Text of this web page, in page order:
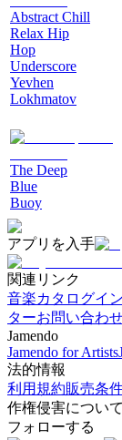
Abstract Chill
Relax Hip
Hop
Underscore
Yevhen
Lokhmatov
The Deep
Blue
Buoy
アプリを入手
関連リンク
音楽カタログイ
ターお問い合わ
Jamendo
Jamendo for Artists
法的情報
利用規約販売条
作権侵害について
フォローする